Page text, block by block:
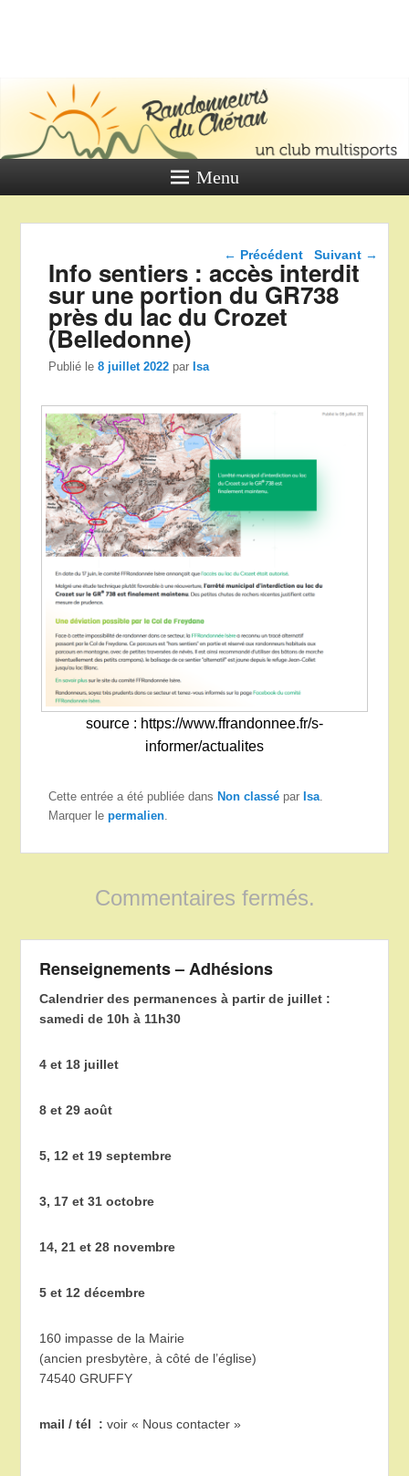
DU
Un club multi sports
Menu
Navigation dans les
articles
← Précédent Suivant →
Info sentiers : accès interdit
sur une portion du GR738
près du lac du Crozet
(Belledonne)
Publié le8 juillet 2022 parIsa
source : https://www.ffrandonnee.fr/s-
informer/actualites
Cette entrée a été publiée dans Non classé par Isa.
Marquer lepermalien.
Commentaires fermés.
Renseignements – Adhésions
Calendrier des permanences à partir de juillet :
samedi de 10h à 11h30
4 et 18 juillet
8 et 29 août
5, 12 et 19 septembre
3, 17 et 31 octobre
14, 21 et 28 novembre
5 et 12 décembre
160 impasse de la Mairie
(ancien presbytère, à côté de l’église)
74540 GRUFFY
mail / tél :voir « Nous contacter »